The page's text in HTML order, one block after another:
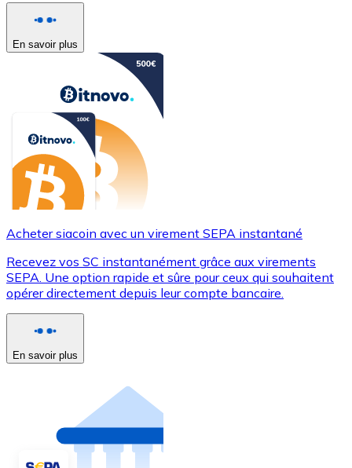
En savoir plus
Acheter siacoin avec un virement SEPA instantané
Recevez vos SC instantanément grâce aux virements
SEPA. Une option rapide et sûre pour ceux qui souhaitent
opérer directement depuis leur compte bancaire.
En savoir plus